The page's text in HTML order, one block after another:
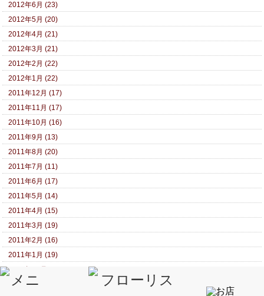
2012年6月 (23)
2012年5月 (20)
2012年4月 (21)
2012年3月 (21)
2012年2月 (22)
2012年1月 (22)
2011年12月 (17)
2011年11月 (17)
2011年10月 (16)
2011年9月 (13)
2011年8月 (20)
2011年7月 (11)
2011年6月 (17)
2011年5月 (14)
2011年4月 (15)
2011年3月 (19)
2011年2月 (16)
2011年1月 (19)
2010年12月 (14)
2010年11月 (15)